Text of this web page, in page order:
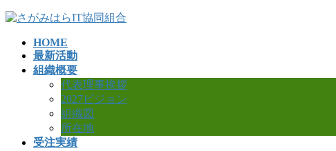
コ
ナ
HOME
最新活動
組織概要
代表理事挨拶
2027ビジョン
組織図
所在地
受注実績